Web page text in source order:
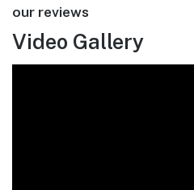
our reviews
Video Gallery